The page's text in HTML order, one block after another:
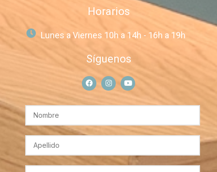
Horarios
Lunes a Viernes 10h a 14h - 16h a 19h
Síguenos